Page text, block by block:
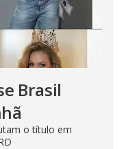
Brasil
o título em